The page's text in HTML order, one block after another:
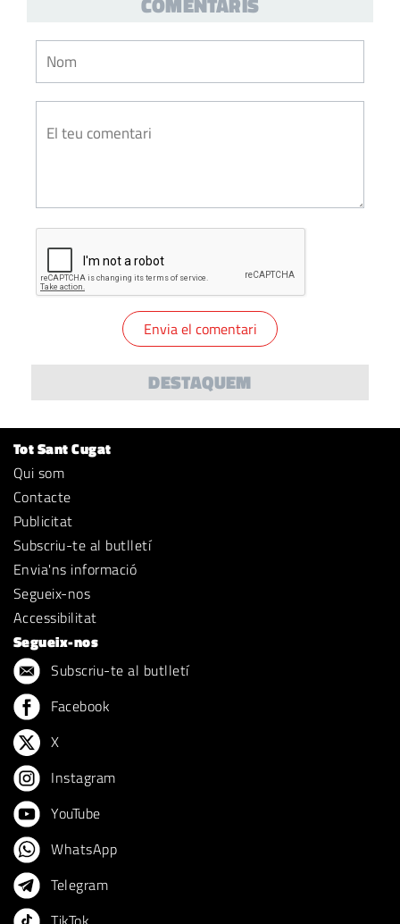
DESTAQUEM
Tot Sant Cugat
Qui som
Contacte
Publicitat
Subscriu-te al butlletí
Envia'ns informació
Segueix-nos
Accessibilitat
Segueix-nos
Subscriu-te al butlletí
Facebook
X
Instagram
YouTube
WhatsApp
Telegram